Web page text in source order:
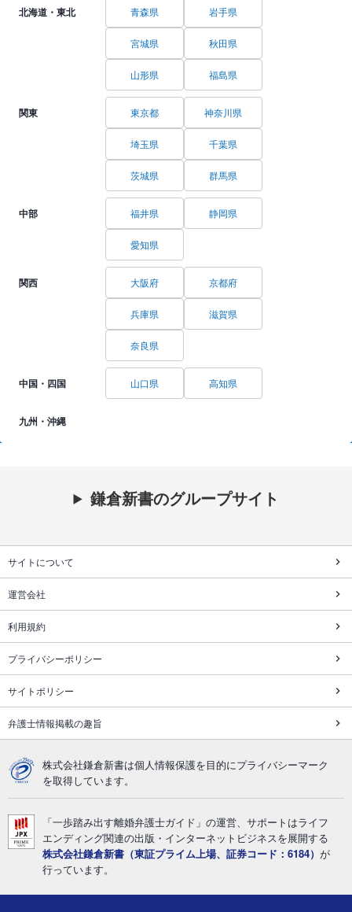
北海道・東北 青森県 岩手県
宮城県 秋田県
山形県 福島県
関東 東京都 神奈川県
埼玉県 千葉県
茨城県 群馬県
中部 福井県 静岡県
愛知県
関西 大阪府 京都府
兵庫県 滋賀県
奈良県
中国・四国 山口県 高知県
九州・沖縄
鎌倉新書のグループサイト
サイトについて
運営会社
利用規約
プライバシーポリシー
サイトポリシー
弁護士情報掲載の趣旨
株式会社鎌倉新書は個人情報保護を目的にプライバシーマーク
を取得しています。
「一歩踏み出す離婚弁護士ガイド」の運営、サポートはライフ
エンディング関連の出版・インターネットビジネスを展開する
株式会社鎌倉新書（東証プライム上場、証券コード：6184） が
行っています。